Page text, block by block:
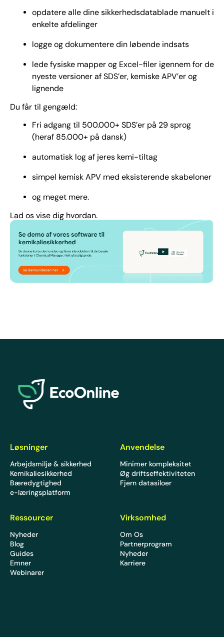
opdatere alle dine sikkerhedsdatablade manuelt i
enkelte afdelinger
logge og dokumentere din løbende indsats
lede fysiske mapper og Excel-filer igennem for de
nyeste versioner af SDS’er, kemiske APV’er og
lignende
Du får til gengæld:
Fri adgang til 500.000+ SDS’er på 29 sprog
(heraf 85.000+ på dansk)
automatisk log af jeres kemi-tiltag
simpel kemisk APV med eksisterende skabeloner
og meget mere.
Lad os vise dig hvordan.
Løsninger
Arbejdsmiljø & sikkerhed
Kemikaliesikkerhed
Bæredygtighed
e-læringsplatform
Anvendelse
Minimer kompleksitet
Øg driftseffektiviteten
Fjern datasiloer
Ressourcer
Nyheder
Blog
Guides
Emner
Webinarer
Virksomhed
Om Os
Partnerprogram
Nyheder
Karriere